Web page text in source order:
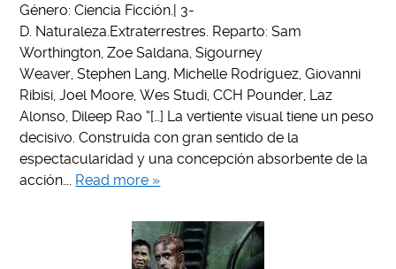
Género: Ciencia Ficción.| 3-
D. Naturaleza.Extraterrestres. Reparto: Sam
Worthington, Zoe Saldana, Sigourney
Weaver, Stephen Lang, Michelle Rodríguez, Giovanni
Ribisi, Joel Moore, Wes Studi, CCH Pounder, Laz
Alonso, Dileep Rao “[…] La vertiente visual tiene un peso
decisivo. Construida con gran sentido de la
espectacularidad y una concepción absorbente de la
acción…. Read more »